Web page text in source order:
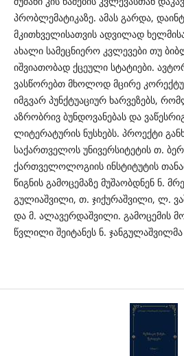
პრობლემატიკაზე. ამას გარდა,
მკითხველისათვის ადვილად
ახალი სამეცნიერო კვლევები თუ
იშვიათობად ქცეული სტატიები.
ვასწორებთ მხოლოდ მცირე
იმგვარ პუნქტუაციურ ხარვეზებს,
აზრობრივ ბუნდოვანებას და
ლიტერატურის ნუსხებს. პროექტი
საქართველოს უნივერსიტეტის თ.
ქართველოლოგიის ინსტიტუტის
წიგნის გამოცემაზე მუშაობდნენ ნ.
გულიაშვილი, თ. ჯიქურაშვილი, ლ.
და მ. ალავერდაშვილი. გამოცემის
წვლილი შეიტანეს ნ. ჯანგულაშვილმა